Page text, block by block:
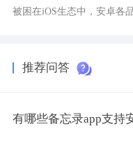
被困在iOS生态中，安卓各
推荐问答
有哪些备忘录app支持